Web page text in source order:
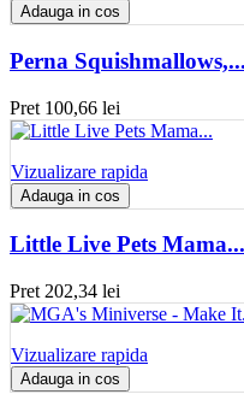
Adauga in cos
Perna Squishmallows,...
Pret 100,66 lei
Vizualizare rapida
Adauga in cos
Little Live Pets Mama...
Pret 202,34 lei
Vizualizare rapida
Adauga in cos